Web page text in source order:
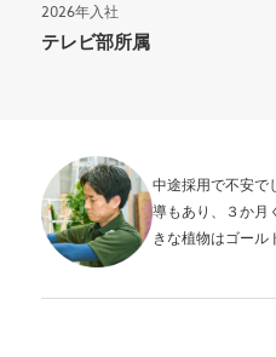
2026年入社
テレビ部所属
中途採用で不安で
導もあり、３か月
きな植物はゴール